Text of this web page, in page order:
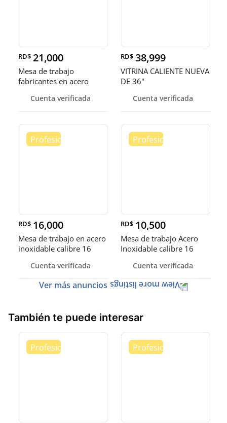
RD$ 21,000
Mesa de trabajo
fabricantes en acero
Cuenta verificada
RD$ 38,999
VITRINA CALIENTE NUEVA
DE 36"
Cuenta verificada
RD$ 16,000
Mesa de trabajo en acero
inoxidable calibre 16
Cuenta verificada
RD$ 10,500
Mesa de trabajo Acero
Inoxidable calibre 16
Cuenta verificada
Ver más anuncios
También te puede interesar